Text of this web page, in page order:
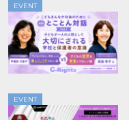
EVENT
EVENT